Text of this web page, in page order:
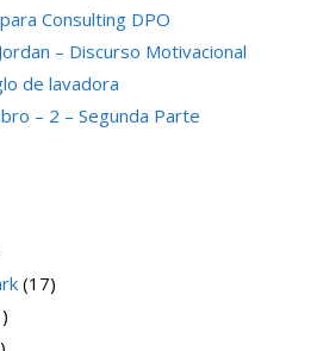
Consulting DPO
– Discurso Motivacional
de lavadora
– 2 – Segunda Parte
(17)